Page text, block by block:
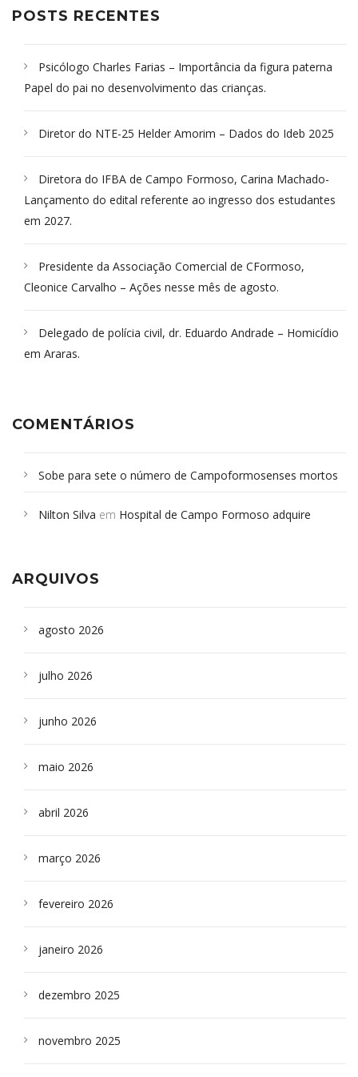
POSTS RECENTES
Psicólogo Charles Farias – Importância da figura paterna
Papel do pai no desenvolvimento das crianças.
Diretor do NTE-25 Helder Amorim – Dados do Ideb 2025
Diretora do IFBA de Campo Formoso, Carina Machado-
Lançamento do edital referente ao ingresso dos estudantes
em 2027.
Presidente da Associação Comercial de CFormoso,
Cleonice Carvalho – Ações nesse mês de agosto.
Delegado de polícia civil, dr. Eduardo Andrade – Homicídio
em Araras.
COMENTÁRIOS
Sobe para sete o número de Campoformosenses mortos
Campoformosenses que morreram em desabamentos são
Nilton Silva em Hospital de Campo Formoso adquire
ARQUIVOS
agosto 2026
julho 2026
junho 2026
maio 2026
abril 2026
março 2026
fevereiro 2026
janeiro 2026
dezembro 2025
novembro 2025